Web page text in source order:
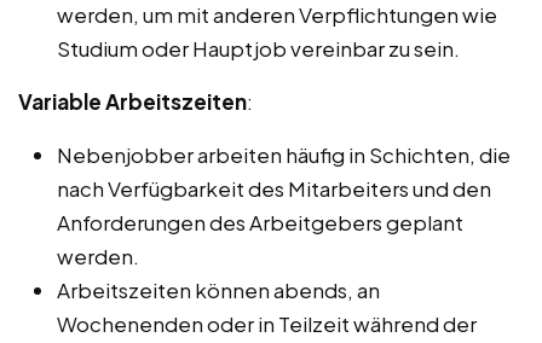
werden, um mit anderen Verpflichtungen wie
Studium oder Hauptjob vereinbar zu sein.
Variable Arbeitszeiten:
Nebenjobber arbeiten häufig in Schichten, die
nach Verfügbarkeit des Mitarbeiters und den
Anforderungen des Arbeitgebers geplant
werden.
Arbeitszeiten können abends, an
Wochenenden oder in Teilzeit während der